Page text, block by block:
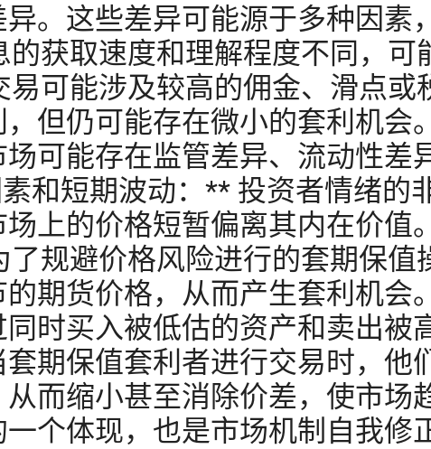
。这些差异可能源于多种因素
获取速度和理解程度不同，可
可能涉及较高的佣金、滑点或
但仍可能存在微小的套利机会
可能存在监管差异、流动性差
和短期波动：** 投资者情绪的
上的价格短暂偏离其内在价值
规避价格风险进行的套期保值
期货价格，从而产生套利机会
时买入被低估的资产和卖出被
期保值套利者进行交易时，他
而缩小甚至消除价差，使市场
个体现，也是市场机制自我修